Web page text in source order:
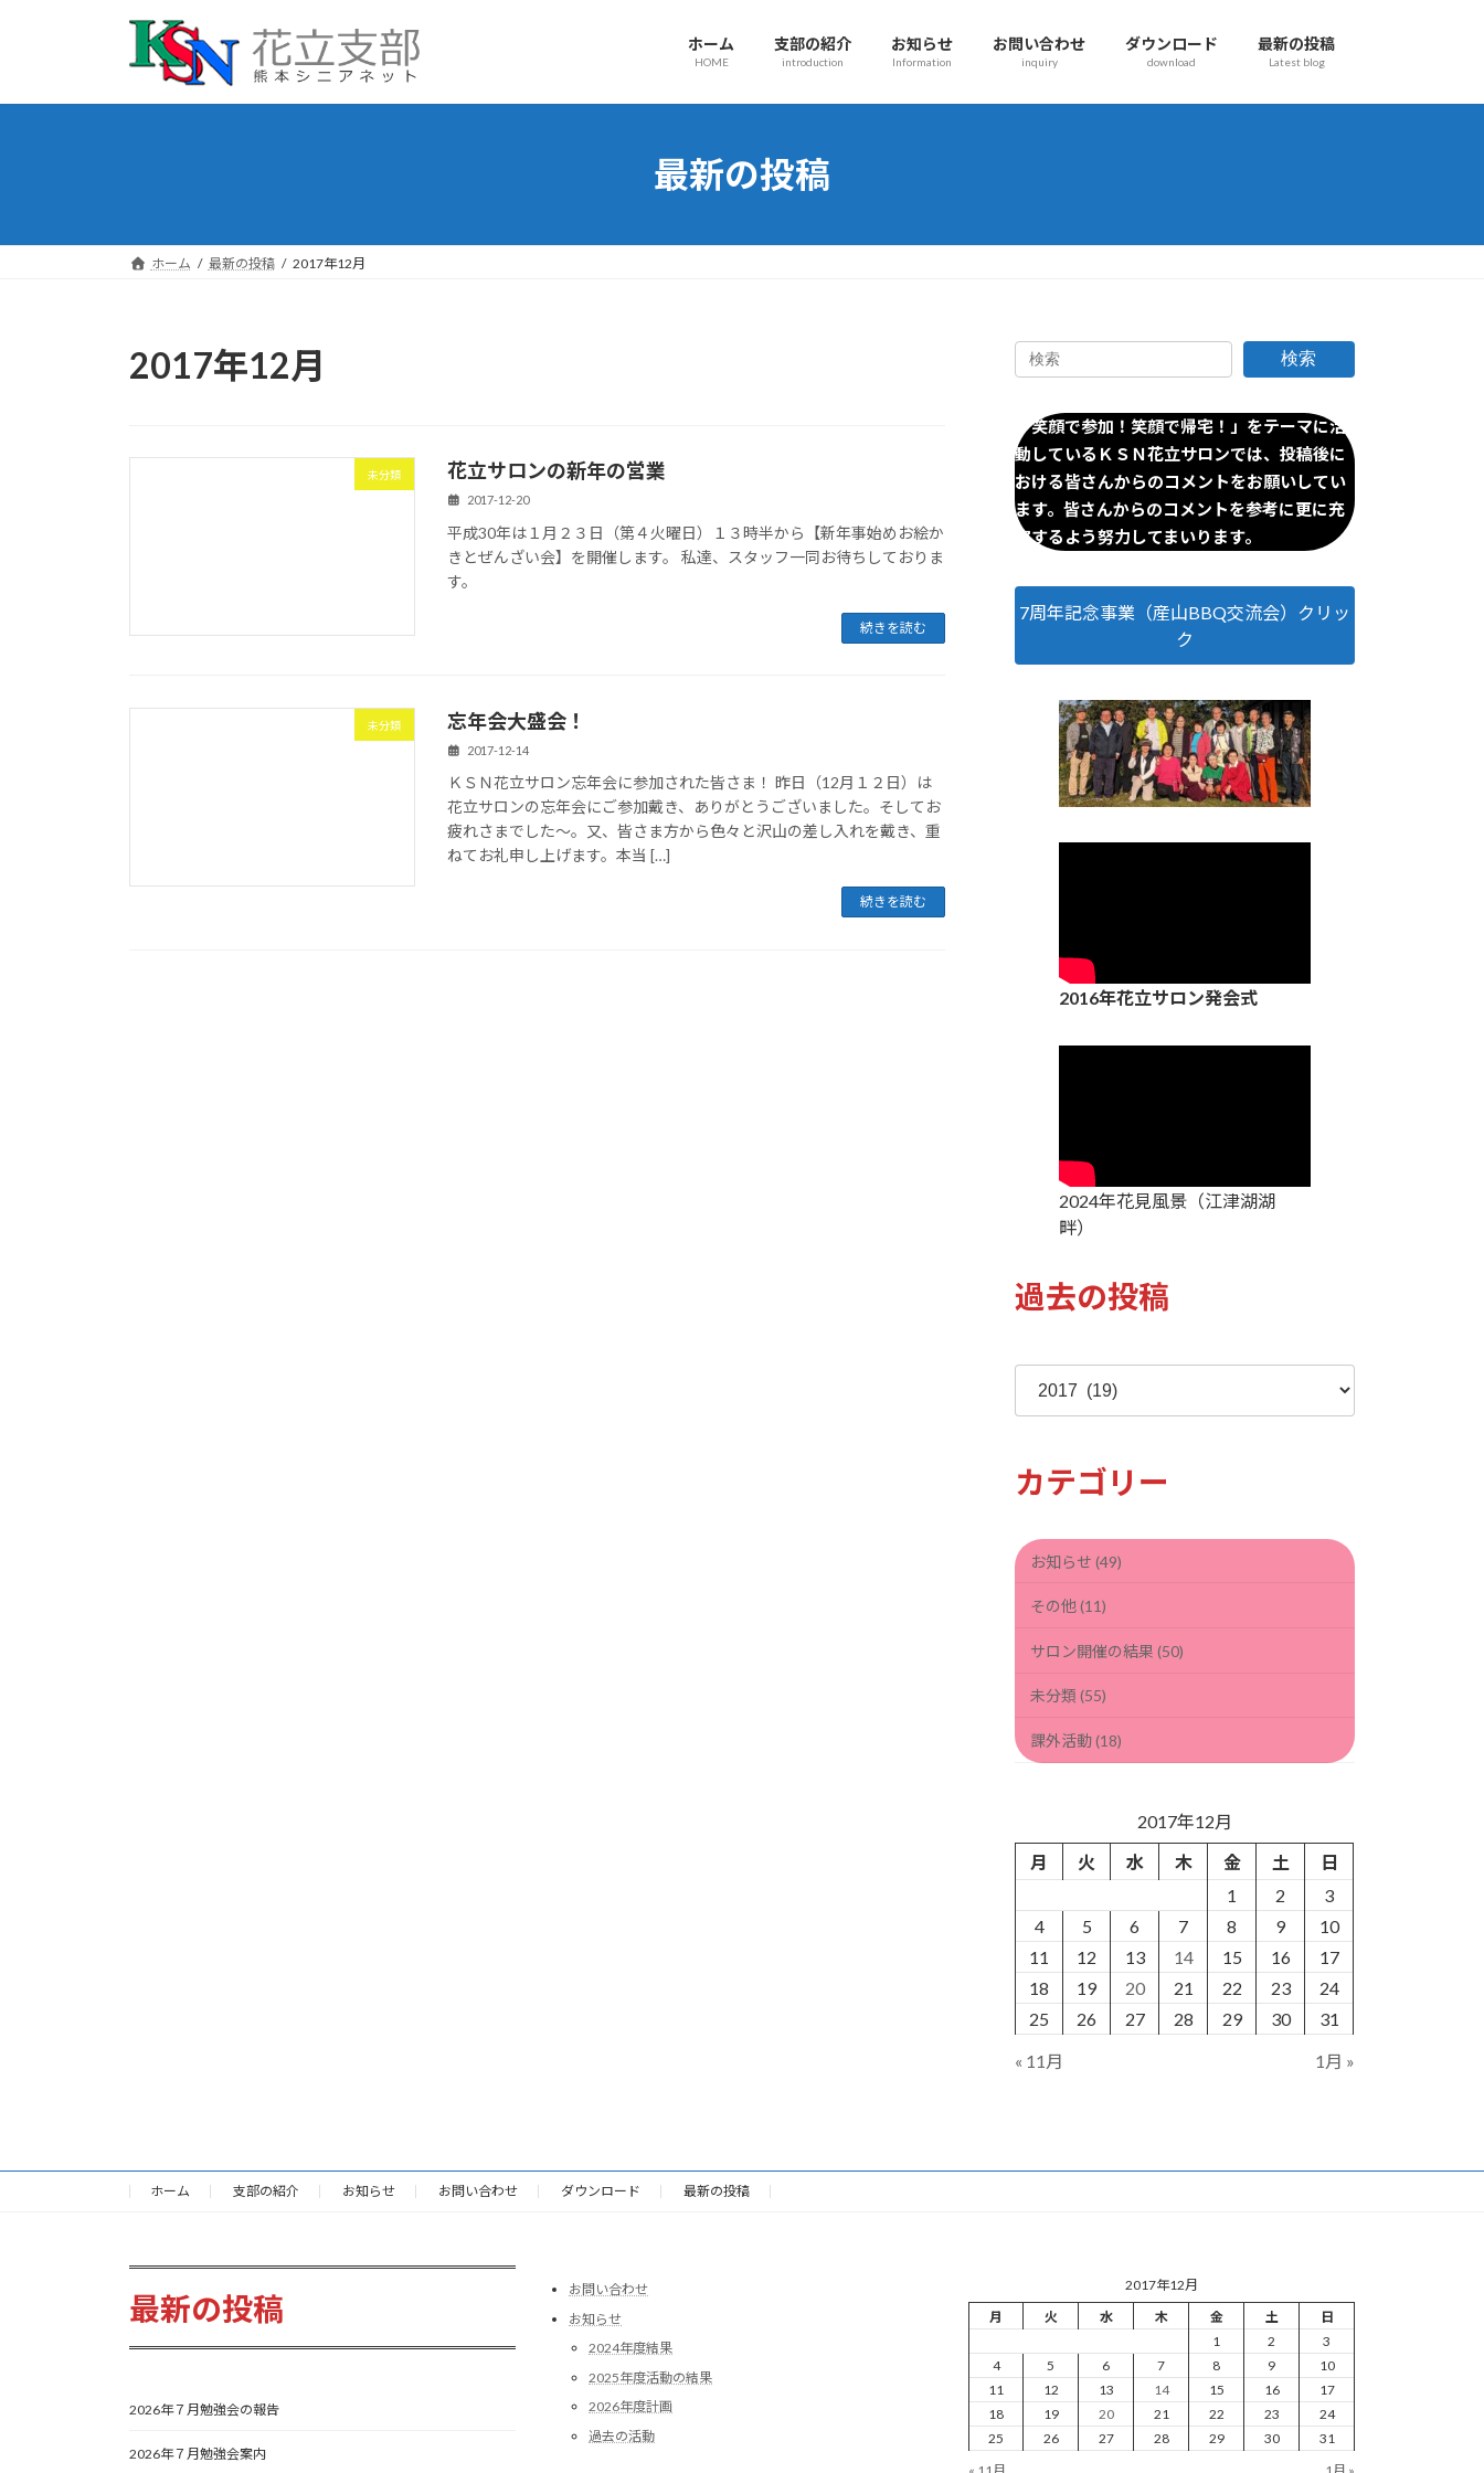
プ
動
ホーム
HOME
支部の紹介
introduction
お知らせ
Information
お問い合わせ
inquiry
ダウンロード
download
最新の投稿
Latest blog
最新の投稿
ホーム 最新の投稿 2017年12月
2017年12月
未分類 花立サロンの新年の営業
2017-12-20
平成30年は１月２３日（第４火曜日）１３時半から【新年事始めお絵か
きとぜんざい会】を開催します。 私達、スタッフ一同お待ちしておりま
す。
続きを読む
未分類 忘年会大盛会！
2017-12-14
ＫＳＮ花立サロン忘年会に参加された皆さま！ 昨日（12月１２日）は
花立サロンの忘年会にご参加戴き、ありがとうございました。そしてお
疲れさまでした～。又、皆さま方から色々と沢山の差し入れを戴き、重
ねてお礼申し上げます。本当 […]
続きを読む
検索
「笑顔で参加！笑顔で帰宅！」をテーマに活
動しているＫＳＮ花立サロンでは、投稿後に
おける皆さんからのコメントをお願いしてい
ます。皆さんからのコメントを参考に更に充
実するよう努力してまいります。
7周年記念事業（産山BBQ交流会）クリッ
ク
2016年花立サロン発会式
2024年花見風景（江津湖湖
畔）
過去の投稿
ア
イ
ブ
カテゴリー
お知らせ (49)
その他 (11)
サロン開催の結果 (50)
未分類 (55)
課外活動 (18)
2017年12月
月
火 水 木 金 土
日
1
2
3
4
5 6 7 8 9
10
11
12 13 14 15 16
17
18
19 20 21 22 23
24
25
26 27 28 29 30 31
« 11月 1月 »
ホーム 支部の紹介 お知らせ お問い合わせ ダウンロード 最新の投稿
最新の投稿
2026年７月勉強会の報告
2026年７月勉強会案内
お問い合わせ
お知らせ
2024年度結果
2025年度活動の結果
2026年度計画
過去の活動
2017年12月
月
火 水 木 金 土
日
1
2
3
4
5 6 7 8 9
10
11
12 13 14 15 16
17
18
19 20 21 22 23
24
25
26 27 28 29 30
31